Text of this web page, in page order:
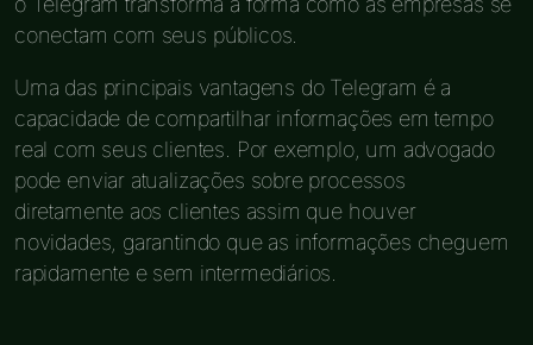
conectam com seus públicos.
Uma das principais vantagens do Telegram é a
capacidade de compartilhar informações em tempo
real com seus clientes. Por exemplo, um advogado
pode enviar atualizações sobre processos
diretamente aos clientes assim que houver
novidades, garantindo que as informações cheguem
rapidamente e sem intermediários.